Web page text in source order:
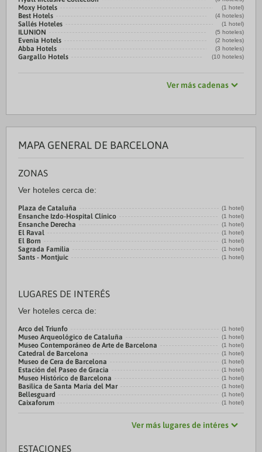
Moxy Hotels (1 hotel)
Best Hotels (4 hoteles)
Sallés Hoteles (1 hotel)
ILUNION (5 hoteles)
Evenia Hotels (2 hoteles)
Abba Hotels (3 hoteles)
Gargallo Hotels (10 hoteles)
Ver más cadenas
MAPA GENERAL DE BARCELONA
ZONAS
Ver hoteles cerca de:
Plaza de Cataluña (1 hotel)
Ensanche Izdo-Hospital Clínico (1 hotel)
Ensanche Derecha (1 hotel)
El Raval (1 hotel)
El Born (1 hotel)
Sagrada Familia (1 hotel)
Sants - Montjuic (1 hotel)
LUGARES DE INTERÉS
Ver hoteles cerca de:
Arco del Triunfo (1 hotel)
Museo Arqueológico de Cataluña (1 hotel)
Museo Contemporáneo de Arte de Barcelona (1 hotel)
Catedral de Barcelona (1 hotel)
Museo de Cera de Barcelona (1 hotel)
Estación del Paseo de Gracia (1 hotel)
Museo Histórico de Barcelona (1 hotel)
Basilica de Santa Maria del Mar (1 hotel)
Bellesguard (1 hotel)
Caixaforum (1 hotel)
Ver más lugares de intéres
ESTACIONES